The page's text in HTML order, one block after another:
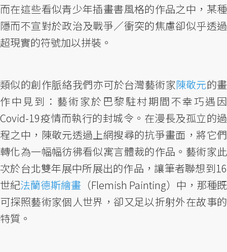
而在這些看似青少年插畫書風格的作品之中，某種
隱而不宣對於政治及戰爭／衝突的焦慮卻似乎透過
超現實的符號加以拼裝。
類似的創作脈絡我們亦可於台灣藝術家陳敬元的畫
作中見到：藝術家於巴黎駐村期間不幸巧遇因
Covid-19疫情而執行的封城令。在漫長及孤立的過
程之中，陳敬元透過上網搜尋的抗爭畫面，將它們
轉化為一幅幅彷彿看似寓言體裁的作品。藝術家此
次於台北雙年展中所展出的作品，讓筆者聯想到16
世紀法蘭德斯繪畫 （Flemish Painting）中，那種既
可探照藝術家個人世界，卻又足以折射外在故事的
特質。